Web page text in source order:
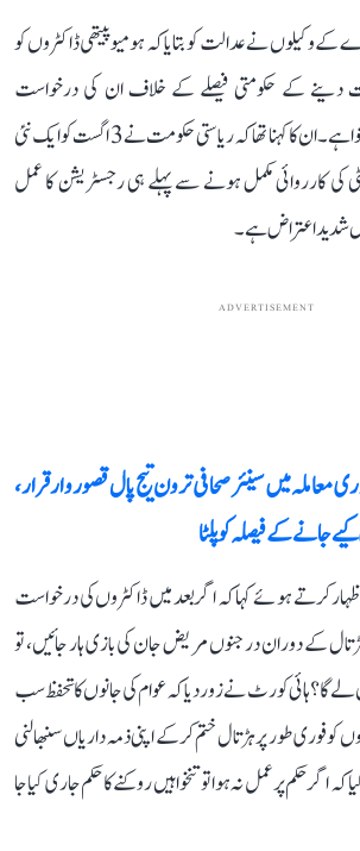
وکیلوں نے عدالت کو بتایا کہ ہومیوپیتھی ڈاکٹروں کو
دینے کے حکومتی فیصلے کے خلاف ان کی درخواست
گزشتہ 12 برس سے زیر التوا ہے۔ ان کا کہنا تھا کہ ریاستی حکومت نے 3 اگست کو ایک نئی
کی کارروائی مکمل ہونے سے پہلے ہی رجسٹریشن کا عمل
شدید اعتراض ہے۔
ADVERTISEMENT
میں سینئر صحافی ترون تیج پال قصوروار قرار،
جانے کے فیصلہ کو پلٹا
کرتے ہوئے کہا کہ اگر بعد میں ڈاکٹروں کی درخواست
کے دوران درجنوں مریض جان کی بازی ہار جائیں، تو
گا؟ ہائی کورٹ نے زور دیا کہ عوام کی جانوں کا تحفظ سب
فوری طور پر ہڑتال ختم کرکے اپنی ذمہ داریاں سنبھالنی
اگر حکم پر عمل نہ ہوا تو تنخواہیں روکنے کا حکم جاری کیا جا